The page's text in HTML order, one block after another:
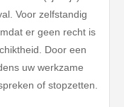
Voor zelfstandig
er geen recht is
Door een
uw werkzame
of stopzetten.